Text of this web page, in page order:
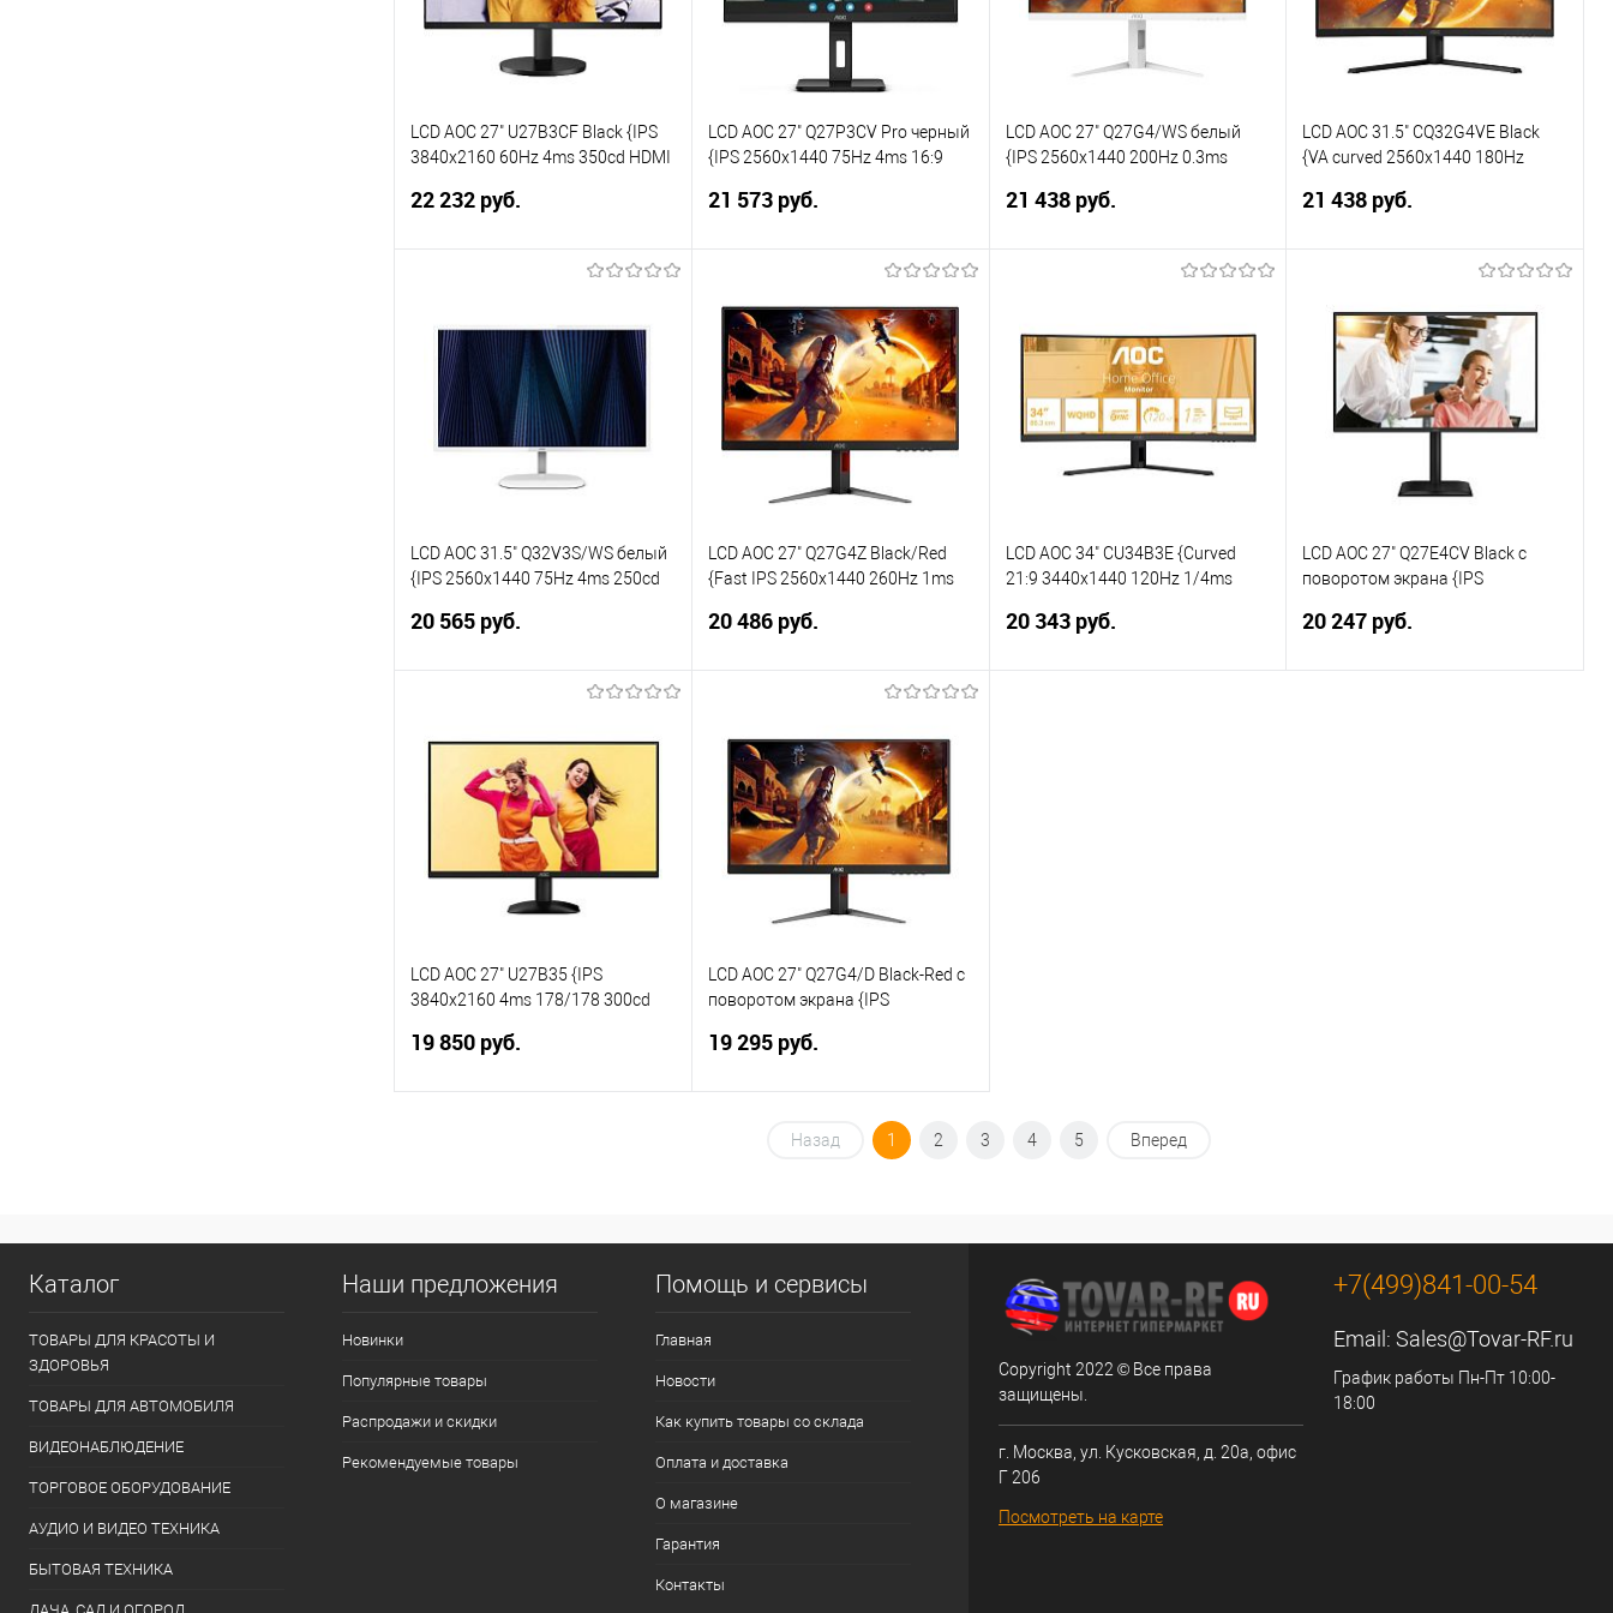
LCD AOC 27" U27B3CF Black {IPS
3840x2160 60Hz 4ms 350cd HDMI
Vesa}
22 232 руб.
Купить в 1 клик
Сравнение
В избранное
LCD AOC 27" Q27P3CV Pro черный
{IPS 2560x1440 75Hz 4ms 16:9
DisplayPort1.2 RJ45 4xUSB3.2
21 573 руб.
Купить в 1 клик
Сравнение
В избранное
LCD AOC 27" Q27G4/WS белый
{IPS 2560x1440 200Hz 0.3ms
21 438 руб.
Купить в 1 клик
Сравнение
В избранное
LCD AOC 31.5" CQ32G4VE Black
{VA curved 2560x1440 180Hz
DisplayPort1.4)
21 438 руб.
Купить в 1 клик
Сравнение
В избранное
LCD AOC 31.5" Q32V3S/WS белый
{IPS 2560x1440 75Hz 4ms 250cd
VESA100}
20 565 руб.
Купить в 1 клик
Сравнение
В избранное
LCD AOC 27" Q27G4Z Black/Red
{Fast IPS 2560x1440 260Hz 1ms
Internal Vesa}
20 486 руб.
Купить в 1 клик
Сравнение
В избранное
LCD AOC 34" CU34B3E {Curved
21:9 3440x1440 120Hz 1/4ms
HDR10 Internal Vesa}
20 343 руб.
LCD AOC 27" Q27E4CV Black с
поворотом экрана {IPS
350cd 1500:1 HDMI2.0 DisplayPort
20 247 руб.
LCD AOC 27" U27B35 {IPS
3840x2160 4ms 178/178 300cd
19 850 руб.
В избранное
LCD AOC 27" Q27G4/D Black-Red с
поворотом экрана {IPS
450cd HDMI2.0 DisplayPort1.4)
19 295 руб.
В корзину
В избранное
Назад 1 2 3 4 5 Вперед
Каталог
ТОВАРЫ ДЛЯ КРАСОТЫ И
ЗДОРОВЬЯ
ТОВАРЫ ДЛЯ АВТОМОБИЛЯ
ВИДЕОНАБЛЮДЕНИЕ
ТОРГОВОЕ ОБОРУДОВАНИЕ
АУДИО И ВИДЕО ТЕХНИКА
БЫТОВАЯ ТЕХНИКА
Наши предложения
Новинки
Популярные товары
Распродажи и скидки
Рекомендуемые товары
Помощь и сервисы
Главная
Новости
Как купить товары со склада
Оплата и доставка
О магазине
Гарантия
Контакты
Copyright 2022 © Все права
защищены.
г. Москва, ул. Кусковская, д. 20а, офис
Г 206
Посмотреть на карте
+7(499)841-00-54
Email: Sales@Tovar-RF.ru
График работы Пн-Пт 10:00-
18:00